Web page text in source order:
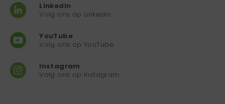
LinkedIn
Volg ons op Linkedin
YouTube
Volg ons op YouTube
Instagram
Volg ons op Instagram